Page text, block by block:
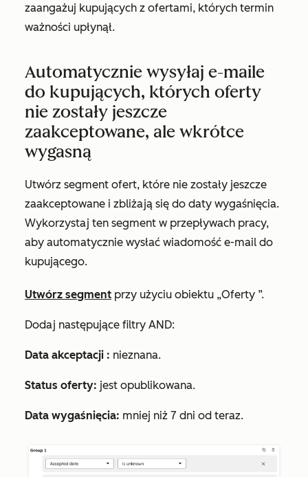
zaangażuj kupujących z ofertami, których termin
ważności upłynął.
Automatycznie wysyłaj e-maile
do kupujących, których oferty
nie zostały jeszcze
zaakceptowane, ale wkrótce
wygasną
Utwórz segment ofert, które nie zostały jeszcze
zaakceptowane i zbliżają się do daty wygaśnięcia.
Wykorzystaj ten segment w przepływach pracy,
aby automatycznie wysłać wiadomość e-mail do
kupującego.
Utwórz segment przy użyciu obiektu „Oferty ”.
Dodaj następujące filtry AND:
Data akceptacji : nieznana.
Status oferty: jest opublikowana.
Data wygaśnięcia: mniej niż 7 dni od teraz.